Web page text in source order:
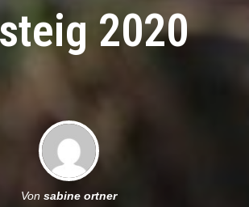
2020
Von sabine ortner